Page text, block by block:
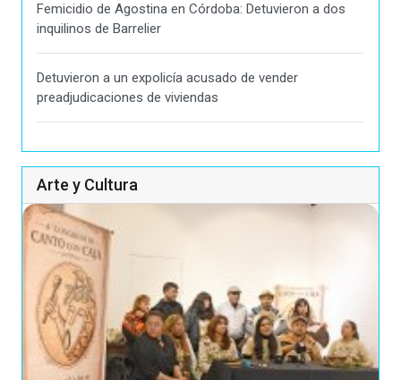
Femicidio de Agostina en Córdoba: Detuvieron a dos
inquilinos de Barrelier
Detuvieron a un expolicía acusado de vender
preadjudicaciones de viviendas
Arte y Cultura